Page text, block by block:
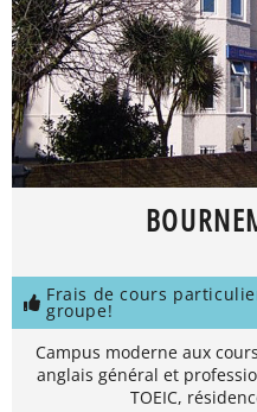
Frais de cours
groupe!
Campus moderne aux
anglais général et
TOEIC,